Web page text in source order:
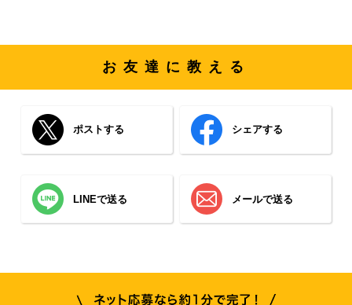
お友達に教える
ポストする シェアする
LINEで送る メールで送る